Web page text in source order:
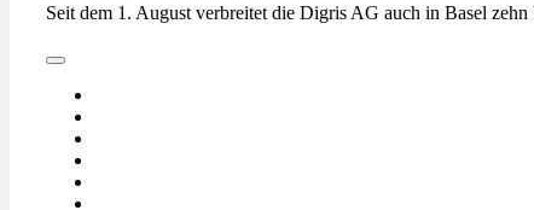
Seit dem 1. August verbreitet die Digris AG auch in Basel